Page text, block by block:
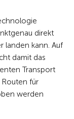
direkt
landen kann. Auf
damit das
Transport
für
werden